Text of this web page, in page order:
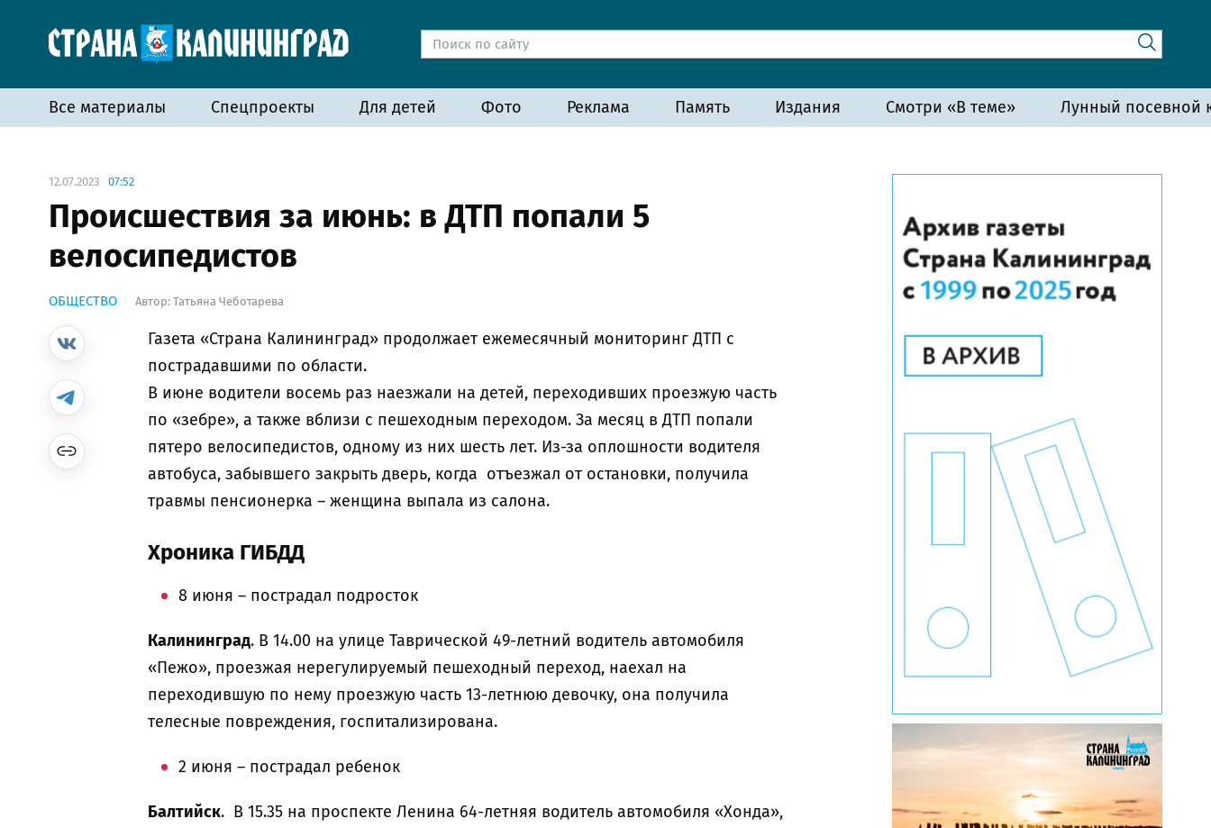
Все материалы Спецпроекты Для детей Фото Реклама Память Издания Смотри «В теме» Лунный посевной
12.07.2023 07:52
Происшествия за июнь: в ДТП попали 5
велосипедистов
ОБЩЕСТВО Автор: Татьяна Чеботарева
Газета «Страна Калининград» продолжает ежемесячный мониторинг ДТП с
пострадавшими по области.
В июне водители восемь раз наезжали на детей, переходивших проезжую часть
по «зебре», а также вблизи с пешеходным переходом. За месяц в ДТП попали
пятеро велосипедистов, одному из них шесть лет. Из-за оплошности водителя
автобуса, забывшего закрыть дверь, когда отъезжал от остановки, получила
травмы пенсионерка – женщина выпала из салона.
Хроника ГИБДД
8 июня – пострадал подросток
Калининград. В 14.00 на улице Таврической 49-летний водитель автомобиля
«Пежо», проезжая нерегулируемый пешеходный переход, наехал на
переходившую по нему проезжую часть 13-летнюю девочку, она получила
телесные повреждения, госпитализирована.
2 июня – пострадал ребенок
Балтийск. В 15.35 на проспекте Ленина 64-летняя водитель автомобиля «Хонда»,